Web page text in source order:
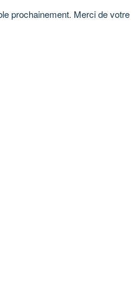
prochainement. Merci de votre